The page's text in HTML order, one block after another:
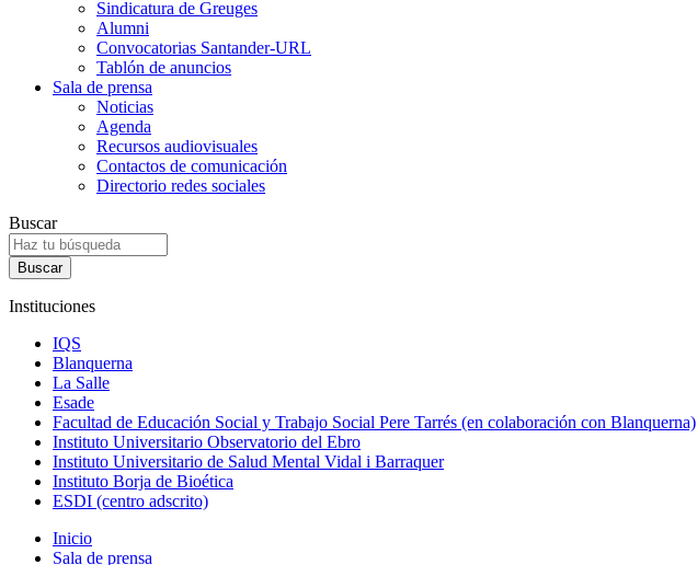
Sindicatura de Greuges
Alumni
Convocatorias Santander-URL
Tablón de anuncios
Sala de prensa
Noticias
Agenda
Recursos audiovisuales
Contactos de comunicación
Directorio redes sociales
Buscar
Instituciones
IQS
Blanquerna
La Salle
Esade
Facultad de Educación Social y Trabajo Social Pere Tarrés (en colaboración con Blanquerna)
Instituto Universitario Observatorio del Ebro
Instituto Universitario de Salud Mental Vidal i Barraquer
Instituto Borja de Bioética
ESDI (centro adscrito)
Inicio
Sala de prensa